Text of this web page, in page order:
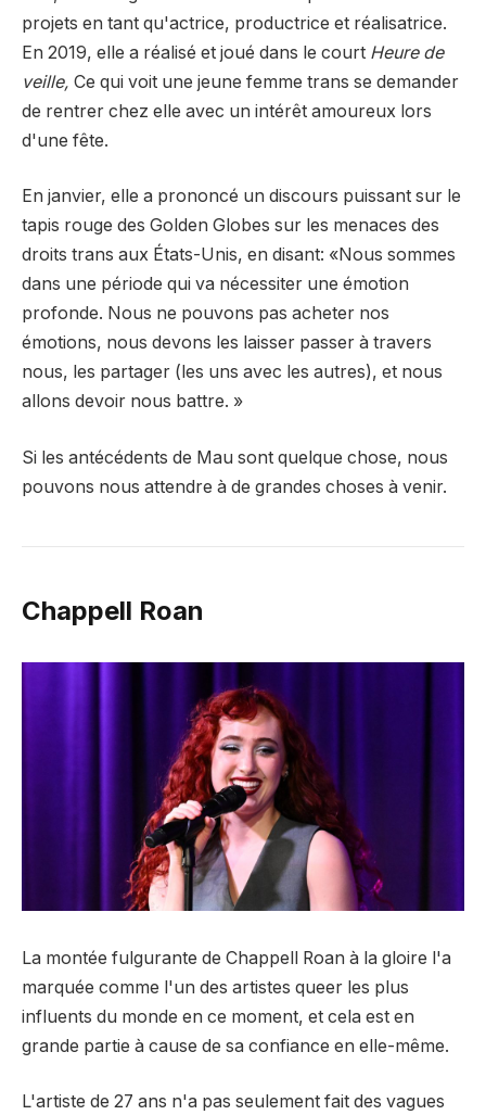
projets en tant qu'actrice, productrice et réalisatrice.
En 2019, elle a réalisé et joué dans le court Heure de
veille, Ce qui voit une jeune femme trans se demander
de rentrer chez elle avec un intérêt amoureux lors
d'une fête.
En janvier, elle a prononcé un discours puissant sur le
tapis rouge des Golden Globes sur les menaces des
droits trans aux États-Unis, en disant: «Nous sommes
dans une période qui va nécessiter une émotion
profonde. Nous ne pouvons pas acheter nos
émotions, nous devons les laisser passer à travers
nous, les partager (les uns avec les autres), et nous
allons devoir nous battre. »
Si les antécédents de Mau sont quelque chose, nous
pouvons nous attendre à de grandes choses à venir.
Chappell Roan
La montée fulgurante de Chappell Roan à la gloire l'a
marquée comme l'un des artistes queer les plus
influents du monde en ce moment, et cela est en
grande partie à cause de sa confiance en elle-même.
L'artiste de 27 ans n'a pas seulement fait des vagues